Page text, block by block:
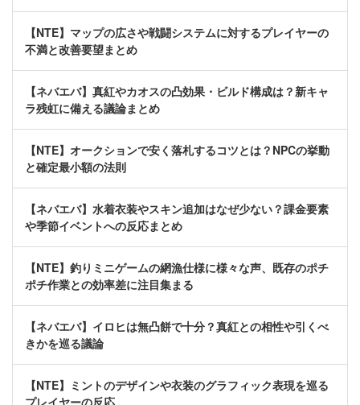
【NTE】マップの広さや戦闘システムに対するプレイヤーの
不満と改善要望まとめ
【ネバエバ】真紅やカオスの凸効果・ビルド構成は？新キャ
ラ残虹に備える議論まとめ
【NTE】オークションで安く落札するコツとは？NPCの挙動
と確定最小額の法則
【ネバエバ】水着衣装やスキン追加はなぜ少ない？課金要素
や季節イベントへの反応まとめ
【NTE】釣りミニゲームの網漁仕様に様々な声、既存のポチ
ポチ作業との効率差に注目集まる
【ネバエバ】イロヒは無凸餅で十分？真紅との相性や引くべ
きかを巡る議論
【NTE】ミントのデザインや衣装のグラフィック表現を巡る